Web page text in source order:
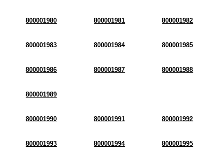
800001980 800001981 800001982
800001983 800001984 800001985
800001986 800001987 800001988
800001989
800001990 800001991 800001992
800001993 800001994 800001995